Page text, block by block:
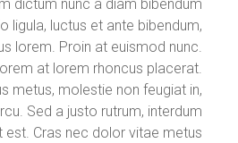
dictum nunc a diam bibendum
ligula, luctus et ante bibendum,
lorem. Proin at euismod nunc.
at lorem rhoncus placerat.
metus, molestie non feugiat in,
Sed a justo rutrum, interdum
est. Cras nec dolor vitae metus